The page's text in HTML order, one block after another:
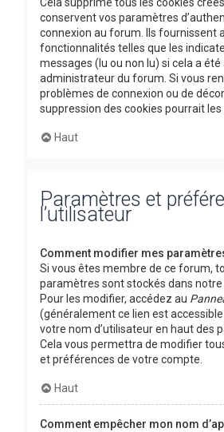
conservent vos paramètres
connexion au forum. Ils fournissent
fonctionnalités telles que les
messages (lu ou non lu) si cela a été
administrateur du forum. Si vous
problèmes de connexion ou de
suppression des cookies pourrait les
Haut
Paramètres et
l’utilisateur
Comment modifier mes
Si vous êtes membre de ce forum,
paramètres sont stockés dans notre
Pour les modifier, accédez au
(généralement ce lien est
votre nom d’utilisateur en haut des
Cela vous permettra de modifier
et préférences de votre compte.
Haut
Comment empêcher mon nom